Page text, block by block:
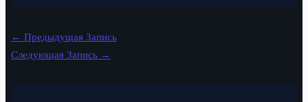
← Предыдущая Запись
Следующая Запись →